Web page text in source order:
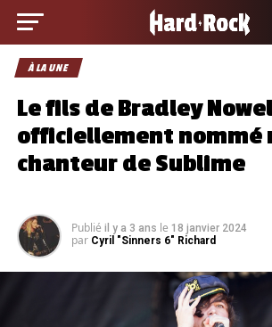
À LA UNE
Le fils de Bradley
officiellement nommé
chanteur de Sublime
Publié il y a 3 ans le 18 janvier 2024
par Cyril "Sinners 6" Richard